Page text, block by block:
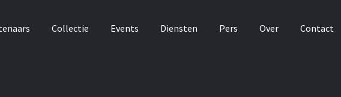
Collectie Events Diensten Pers Over Contact